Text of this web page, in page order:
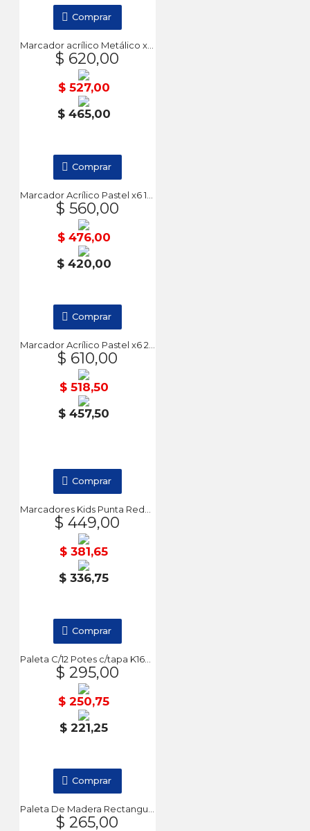
Marcador acrílico Metálico x6 2-3mm DA VINCI
$ 620,00
$ 527,00
$ 465,00
Comprar
$ 560,00
$ 476,00
$ 420,00
Comprar
$ 610,00
$ 518,50
$ 457,50
Comprar
$ 449,00
$ 381,65
$ 336,75
Comprar
Paleta C/12 Potes c/tapa K1600 DA VINCI
$ 295,00
$ 250,75
$ 221,25
Comprar
$ 265,00
Comprar